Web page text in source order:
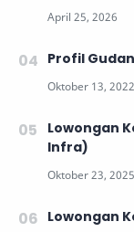
Profil
Lowongan
Infra)
Lowongan